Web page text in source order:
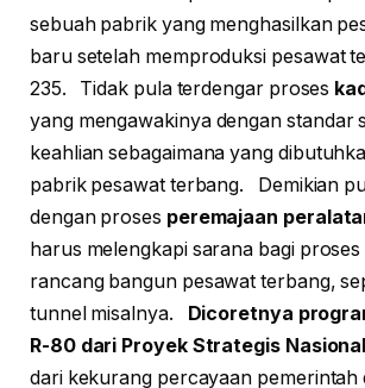
sebuah pabrik yang menghasilkan
baru setelah memproduksi pesawat
235. Tidak pula terdengar proses
yang mengawakinya dengan standar
keahlian sebagaimana yang
pabrik pesawat terbang. Demikian
dengan proses peremajaan
harus melengkapi sarana bagi
rancang bangun pesawat terbang,
tunnel misalnya. Dicoretnya
R-80 dari Proyek Strategis Nasional
dari kekurang percayaan pemerintah